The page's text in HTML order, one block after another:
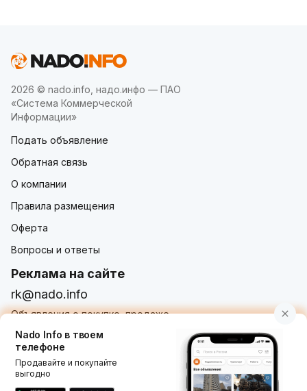
2026 © nado.info, надо.инфо — ПАО
«Система Коммерческой
Информации»
Подать объявление
Обратная связь
О компании
Правила размещения
Оферта
Вопросы и ответы
Реклама на сайте
rk@nado.info
Объявления о покупке, продаже,
услугах от частных лиц и организаций
Использование nado.info, в том числе и размещение
Nado Info в твоем
телефоне
Продавайте и покупайте
выгодно